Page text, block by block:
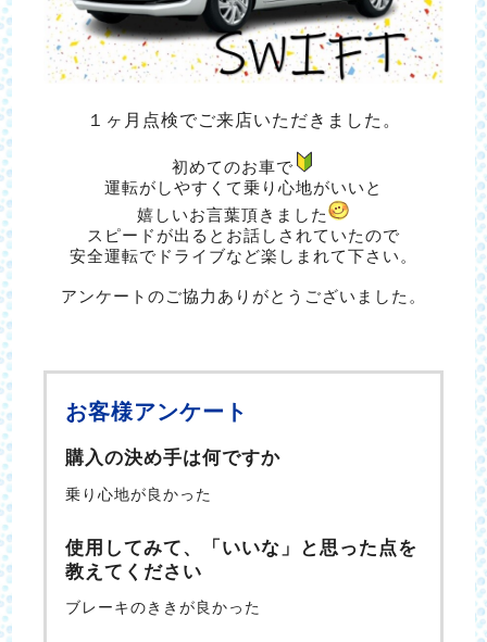
１ヶ月点検でご来店いただきました。
初めてのお車で
運転がしやすくて乗り心地がいいと
嬉しいお言葉頂きました
スピードが出るとお話しされていたので
安全運転でドライブなど楽しまれて下さい。
アンケートのご協力ありがとうございました。
お客様アンケート
購入の決め手は何ですか
乗り心地が良かった
使用してみて、「いいな」と思った点を
教えてください
ブレーキのききが良かった